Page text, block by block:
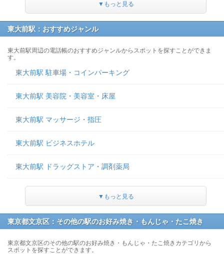
▼もっと見る
東大前駅：おすすめジャンル
東大前駅周辺の電話帳のおすすめジャンルからスポットを探すことができま
す。
東大前駅 駐車場・コインパーキング
東大前駅 美容院・美容室・床屋
東大前駅 マッサージ・指圧
東大前駅 ビジネスホテル
東大前駅 ドラッグストア・調剤薬局
▼もっと見る
東京都文京区：その他の駅のお好み焼き・もんじゃ・たこ焼き
東京都文京区のその他の駅のお好み焼き・もんじゃ・たこ焼きカテゴリから
スポットを探すことができます。